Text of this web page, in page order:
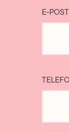
E-POST